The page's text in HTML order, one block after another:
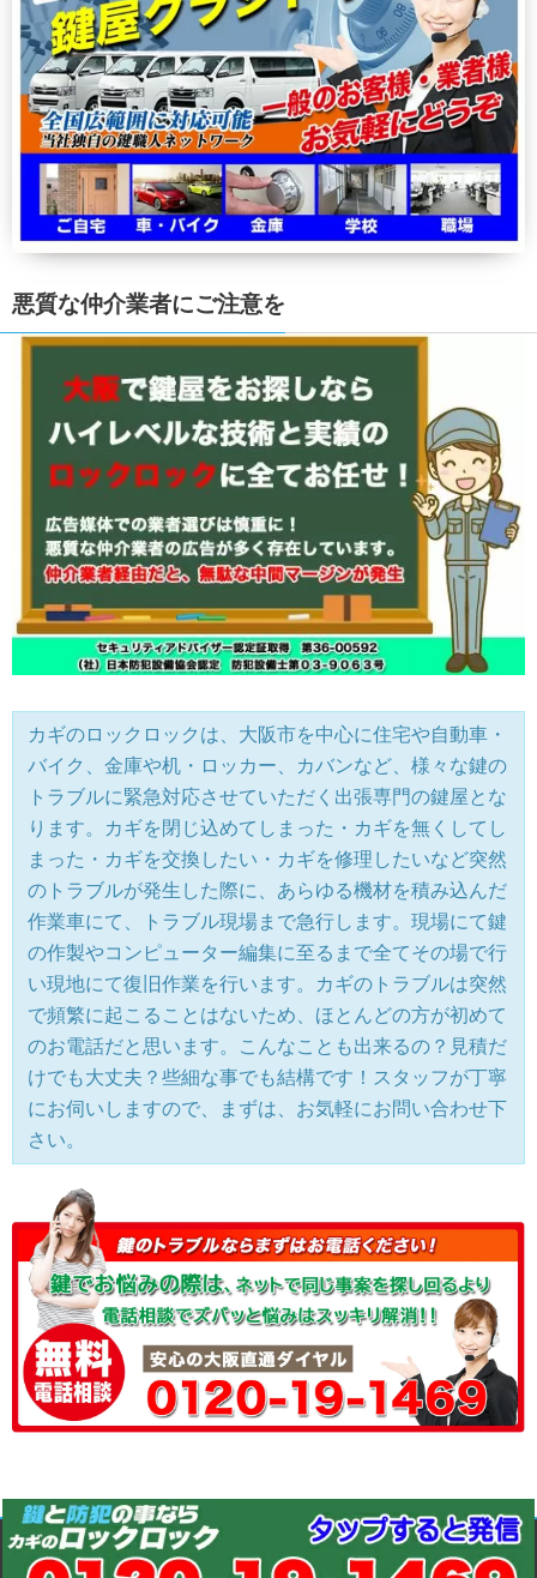
悪質な仲介業者にご注意を
カギのロックロックは、大阪市を中心に住宅や自動車・
バイク、金庫や机・ロッカー、カバンなど、様々な鍵の
トラブルに緊急対応させていただく出張専門の鍵屋とな
ります。カギを閉じ込めてしまった・カギを無くしてし
まった・カギを交換したい・カギを修理したいなど突然
のトラブルが発生した際に、あらゆる機材を積み込んだ
作業車にて、トラブル現場まで急行します。現場にて鍵
の作製やコンピューター編集に至るまで全てその場で行
い現地にて復旧作業を行います。カギのトラブルは突然
で頻繁に起こることはないため、ほとんどの方が初めて
のお電話だと思います。こんなことも出来るの？見積だ
けでも大丈夫？些細な事でも結構です！スタッフが丁寧
にお伺いしますので、まずは、お気軽にお問い合わせ下
さい。